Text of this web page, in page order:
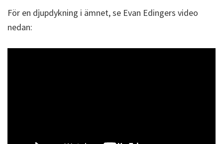
För en djupdykning i ämnet, se Evan Edingers video
nedan: